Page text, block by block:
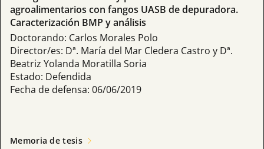
agroalimentarios con fangos UASB de depuradora.
Caracterización BMP y análisis
Doctorando: Carlos Morales Polo
Director/es: Dª. María del Mar Cledera Castro y Dª.
Beatriz Yolanda Moratilla Soria
Estado: Defendida
Fecha de defensa: 06/06/2019
Memoria de tesis